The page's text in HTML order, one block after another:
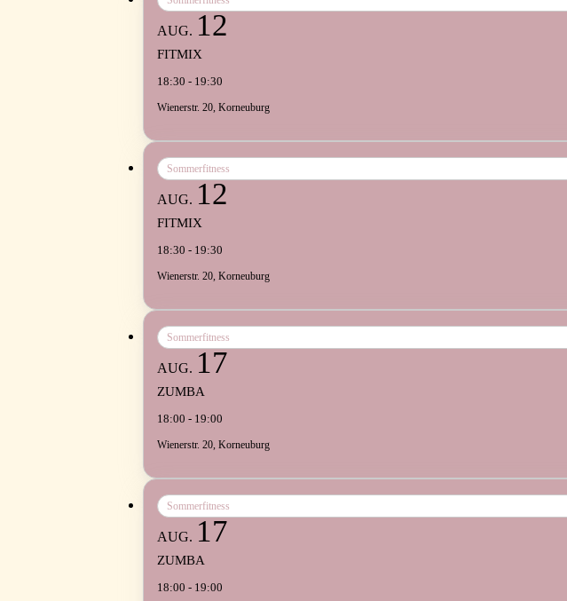
AUG. 12
FITMIX
18:30 - 19:30
Wienerstr. 20, Korneuburg
Sommerfitness
AUG. 12
FITMIX
18:30 - 19:30
Wienerstr. 20, Korneuburg
Sommerfitness
AUG. 17
ZUMBA
18:00 - 19:00
Wienerstr. 20, Korneuburg
Sommerfitness
AUG. 17
ZUMBA
18:00 - 19:00